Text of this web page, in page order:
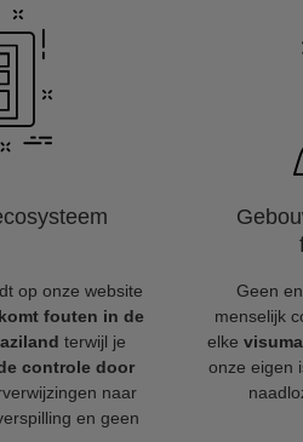
op onze website
fouten in de
terwijl je
controle door
naar
en geen
Geen
menselijk
elke
onze eigen